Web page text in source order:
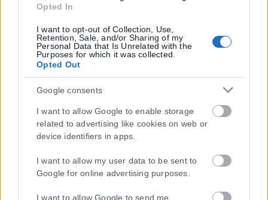
Opted In
I want to opt-out of Collection, Use,
Retention, Sale, and/or Sharing of my
Personal Data that Is Unrelated with the
Purposes for which it was collected.
Opted Out
Google consents
I want to allow Google to enable storage
related to advertising like cookies on web or
device identifiers in apps.
I want to allow my user data to be sent to
Google for online advertising purposes.
I want to allow Google to send me